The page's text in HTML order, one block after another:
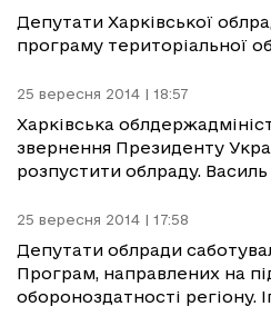
Депутати Харківської
програму територіальної
25 вересня 2014 | 18:57
Харківська
звернення Президенту
розпустити облраду.
25 вересня 2014 | 17:58
Депутати облради
Програм, направлених на
обороноздатності регіону.